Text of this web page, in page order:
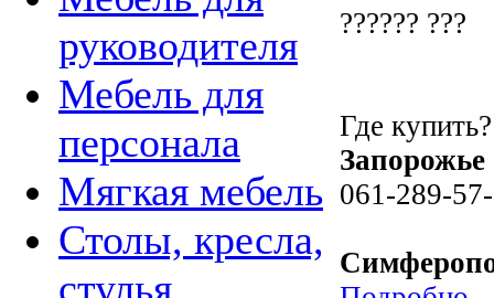
руководителя
Мебель для
персонала
Мягкая мебель
Столы, кресла,
стулья
?????? ???
Где купить?
Запорожье
061-289-